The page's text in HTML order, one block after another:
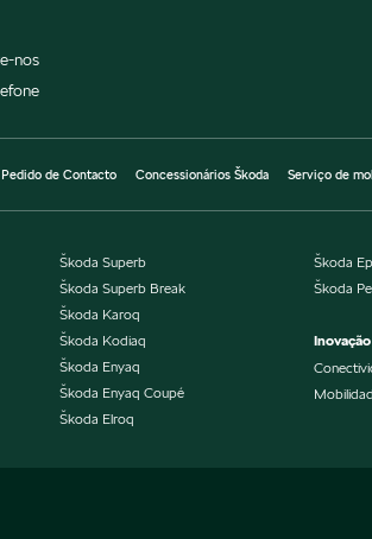
nos
Pedido de Contacto Concessionários Škoda Serviço de
Škoda Superb
Škoda Superb Break
Škoda Karoq
Škoda Kodiaq
Škoda Enyaq
Škoda Enyaq Coupé
Škoda Elroq
Škoda
Škoda
Inovação